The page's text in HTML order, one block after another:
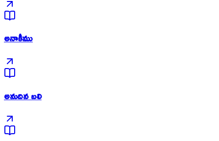
అనాకీము
అనుదిన బలి